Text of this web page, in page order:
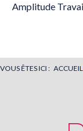
Amplitude
VOUS ÊTES ICI : ACCUEIL